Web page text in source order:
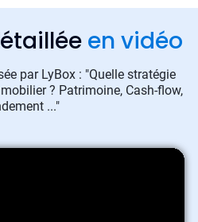
en vidéo
par LyBox : "Quelle stratégie
? Patrimoine, Cash-flow,
..."